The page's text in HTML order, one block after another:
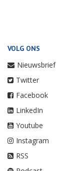
VOLG ONS
Nieuwsbrief
Twitter
Facebook
LinkedIn
Youtube
Instagram
RSS